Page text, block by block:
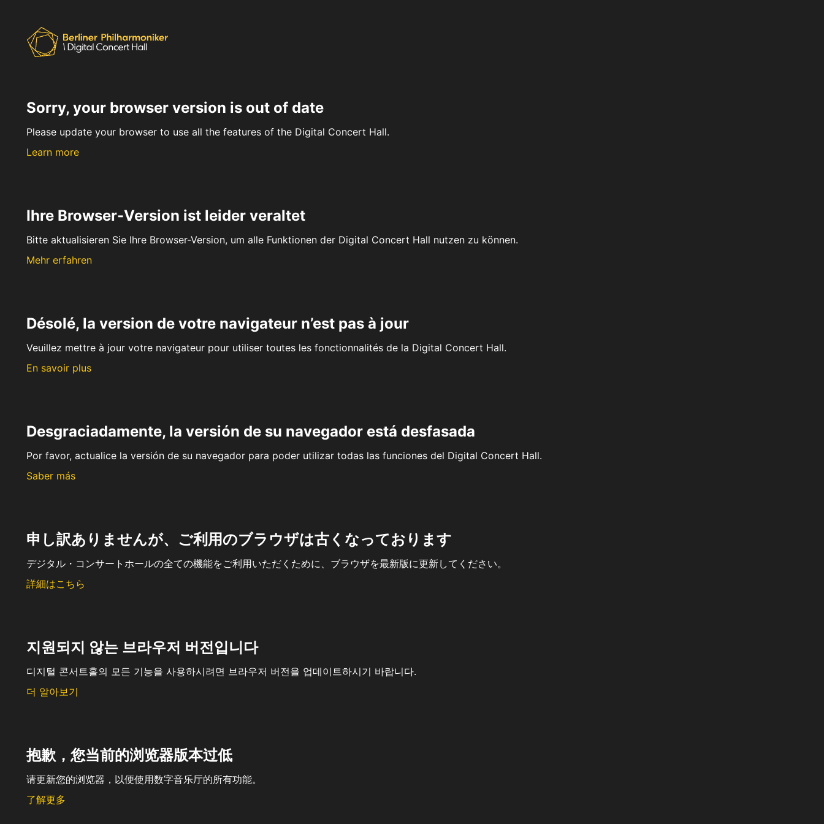
Sorry, your browser version is out of date
Please update your browser to use all the features of the Digital Concert Hall.
Learn more
Ihre Browser-Version ist leider veraltet
Bitte aktualisieren Sie Ihre Browser-Version, um alle Funktionen der Digital Concert Hall nutzen zu können.
Mehr erfahren
Désolé, la version de votre navigateur n’est pas à jour
Veuillez mettre à jour votre navigateur pour utiliser toutes les fonctionnalités de la Digital Concert Hall.
En savoir plus
Desgraciadamente, la versión de su navegador está desfasada
Por favor, actualice la versión de su navegador para poder utilizar todas las funciones del Digital Concert Hall.
Saber más
申し訳ありませんが、ご利用のブラウザは古くなっております
デジタル・コンサートホールの全ての機能をご利用いただくために、ブラウザを最新版に更新してください。
詳細はこちら
지원되지 않는 브라우저 버전입니다
디지털 콘서트홀의 모든 기능을 사용하시려면 브라우저 버전을 업데이트하시기 바랍니다.
더 알아보기
抱歉，您当前的浏览器版本过低
请更新您的浏览器，以便使用数字音乐厅的所有功能。
了解更多